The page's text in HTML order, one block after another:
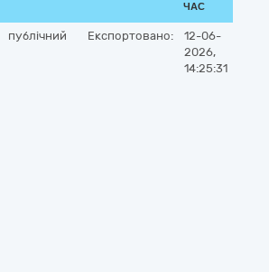
ЧАС
публічний Експортовано:
12-06-
2026,
14:25:31